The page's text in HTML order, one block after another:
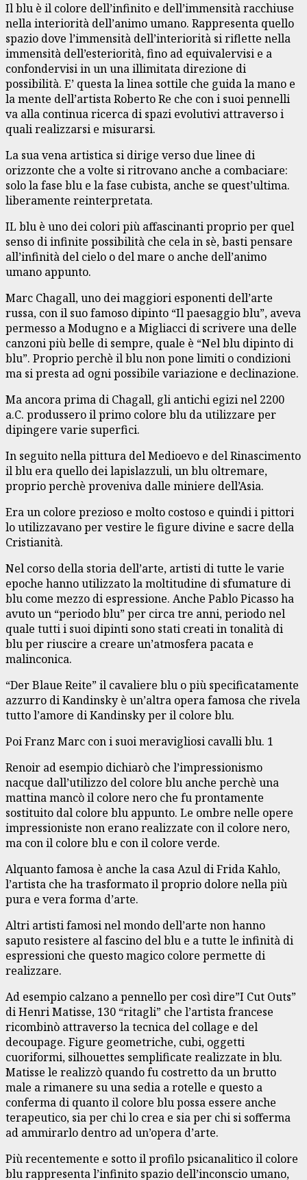
Il blu è il colore dell’infinito e dell’immensità racchiuse
nella interiorità dell’animo umano. Rappresenta quello
spazio dove l’immensità dell’interiorità si riflette nella
immensità dell’esteriorità, fino ad equivalervisi e a
confondervisi in un una illimitata direzione di
possibilità. E’ questa la linea sottile che guida la mano e
la mente dell’artista Roberto Re che con i suoi pennelli
va alla continua ricerca di spazi evolutivi attraverso i
quali realizzarsi e misurarsi.
La sua vena artistica si dirige verso due linee di
orizzonte che a volte si ritrovano anche a combaciare:
solo la fase blu e la fase cubista, anche se quest’ultima.
liberamente reinterpretata.
IL blu è uno dei colori più affascinanti proprio per quel
senso di infinite possibilità che cela in sè, basti pensare
all’infinità del cielo o del mare o anche dell’animo
umano appunto.
Marc Chagall, uno dei maggiori esponenti dell’arte
russa, con il suo famoso dipinto “Il paesaggio blu”, aveva
permesso a Modugno e a Migliacci di scrivere una delle
canzoni più belle di sempre, quale è “Nel blu dipinto di
blu”. Proprio perchè il blu non pone limiti o condizioni
ma si presta ad ogni possibile variazione e declinazione.
Ma ancora prima di Chagall, gli antichi egizi nel 2200
a.C. produssero il primo colore blu da utilizzare per
dipingere varie superfici.
In seguito nella pittura del Medioevo e del Rinascimento
il blu era quello dei lapislazzuli, un blu oltremare,
proprio perchè proveniva dalle miniere dell’Asia.
Era un colore prezioso e molto costoso e quindi i pittori
lo utilizzavano per vestire le figure divine e sacre della
Cristianità.
Nel corso della storia dell’arte, artisti di tutte le varie
epoche hanno utilizzato la moltitudine di sfumature di
blu come mezzo di espressione. Anche Pablo Picasso ha
avuto un “periodo blu” per circa tre anni, periodo nel
quale tutti i suoi dipinti sono stati creati in tonalità di
blu per riuscire a creare un’atmosfera pacata e
malinconica.
“Der Blaue Reite” il cavaliere blu o più specificatamente
azzurro di Kandinsky è un’altra opera famosa che rivela
tutto l’amore di Kandinsky per il colore blu.
Poi Franz Marc con i suoi meravigliosi cavalli blu. 1
Renoir ad esempio dichiarò che l’impressionismo
nacque dall’utilizzo del colore blu anche perchè una
mattina mancò il colore nero che fu prontamente
sostituito dal colore blu appunto. Le ombre nelle opere
impressioniste non erano realizzate con il colore nero,
ma con il colore blu e con il colore verde.
Alquanto famosa è anche la casa Azul di Frida Kahlo,
l’artista che ha trasformato il proprio dolore nella più
pura e vera forma d’arte.
Altri artisti famosi nel mondo dell’arte non hanno
saputo resistere al fascino del blu e a tutte le infinità di
espressioni che questo magico colore permette di
realizzare.
Ad esempio calzano a pennello per così dire”I Cut Outs”
di Henri Matisse, 130 “ritagli” che l’artista francese
ricombinò attraverso la tecnica del collage e del
decoupage. Figure geometriche, cubi, oggetti
cuoriformi, silhouettes semplificate realizzate in blu.
Matisse le realizzò quando fu costretto da un brutto
male a rimanere su una sedia a rotelle e questo a
conferma di quanto il colore blu possa essere anche
terapeutico, sia per chi lo crea e sia per chi si sofferma
ad ammirarlo dentro ad un’opera d’arte.
Più recentemente e sotto il profilo psicanalitico il colore
blu rappresenta l’infinito spazio dell’inconscio umano,